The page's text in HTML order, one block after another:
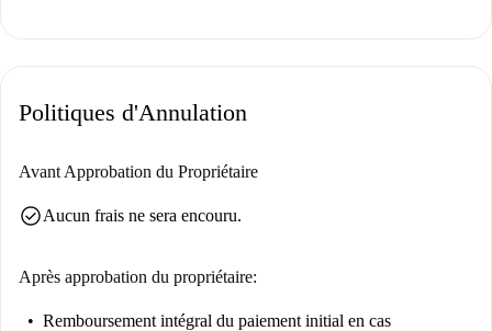
Politiques d'Annulation
Avant Approbation du Propriétaire
check_circleAucun frais ne sera encouru.
Après approbation du propriétaire:
Remboursement intégral du paiement initial en cas